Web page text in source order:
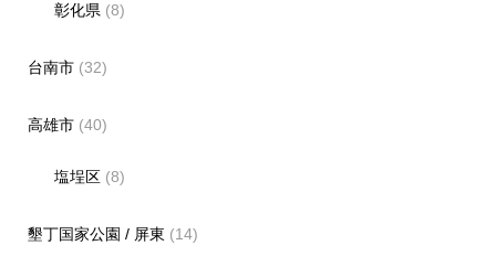
彰化県 (8)
台南市(32)
高雄市(40)
塩埕区 (8)
墾丁国家公園 / 屏東 (14)